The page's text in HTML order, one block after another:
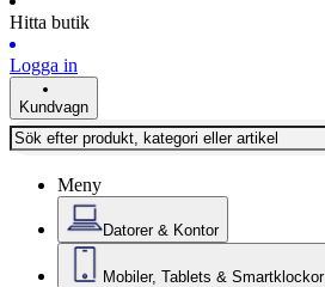
Hitta butik
Logga in
Kundvagn
Meny
Datorer & Kontor
Mobiler, Tablets & Smartklockor